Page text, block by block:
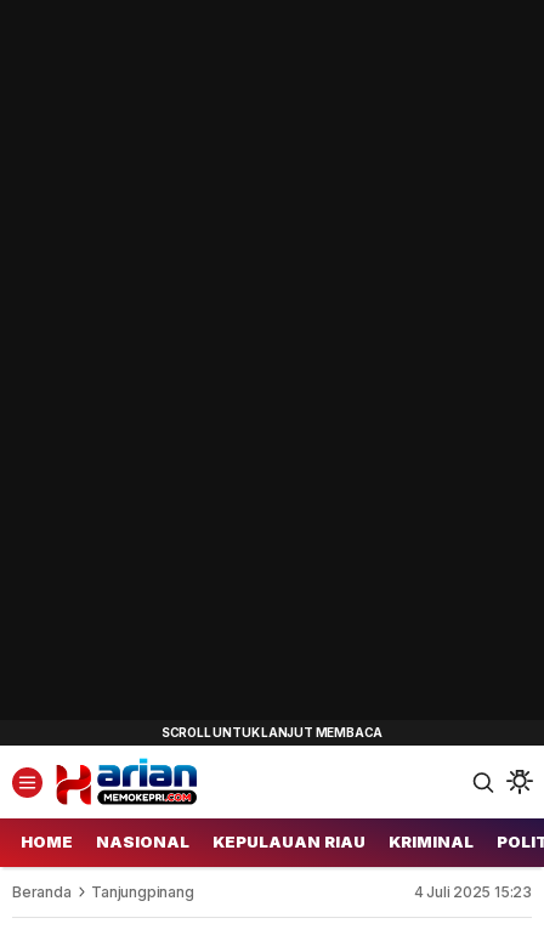
HOME NASIONAL KEPULAUAN RIAU KRIMINAL
Beranda Tanjungpinang 4 Juli 2025 15:23